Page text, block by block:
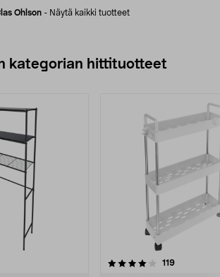
Ohlson - Näytä kaikki tuotteet
kategorian hittituotteet
119arvostelut
4.5 viidestä